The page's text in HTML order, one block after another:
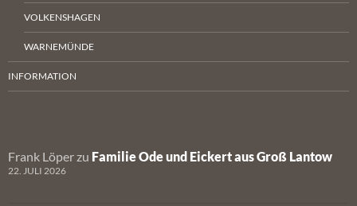
VOLKENSHAGEN
WARNEMÜNDE
INFORMATION
Frank Löper zu Familie Ode und Eickert aus Groß Lantow
22. JULI 2026